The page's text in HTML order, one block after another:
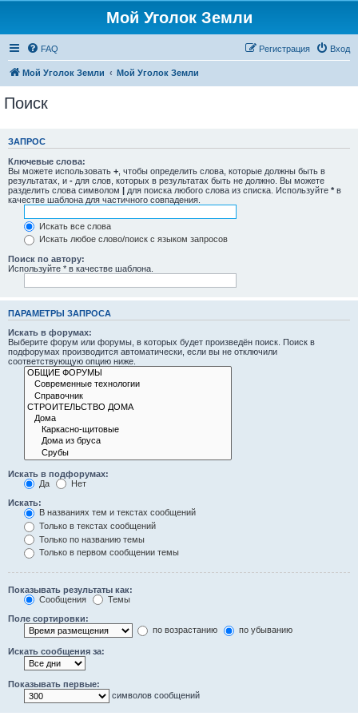
Мой Уголок Земли
FAQ Вход
Регистрация
Мой Уголок Земли Мой Уголок Земли
Поиск
ЗАПРОС
Ключевые слова:
Вы можете использовать + , чтобы определить слова, которые должны быть в
результатах, и - для слов, которых в результатах быть не должно. Вы можете
разделить слова символом | для поиска любого слова из списка. Используйте * в
качестве шаблона для частичного совпадения.
Искать все слова
Искать любое слово/поиск с языком запросов
Поиск по автору:
Используйте * в качестве шаблона.
ПАРАМЕТРЫ ЗАПРОСА
Искать в форумах:
Выберите форум или форумы, в которых будет произведён поиск. Поиск в
подфорумах производится автоматически, если вы не отключили
соответствующую опцию ниже.
Искать в подфорумах:
Да
Нет
Искать:
В названиях тем и текстах сообщений
Только в текстах сообщений
Только по названию темы
Только в первом сообщении темы
Показывать результаты как:
Сообщения
Темы
Поле сортировки:
по возрастанию
по убыванию
Искать сообщения за:
Показывать первые:
символов сообщений